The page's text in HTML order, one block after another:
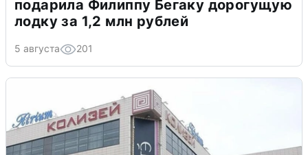
подарила Филиппу Бегаку дорогущую
лодку за 1,2 млн рублей
5 августа 201